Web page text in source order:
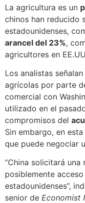
La agricultura es un
chinos han reducido
estadounidenses,
arancel del 23%,
agricultores en
Los analistas
agrícolas por parte
comercial con
utilizado en el
compromisos del
Sin embargo, en
que puede negociar
“China solicitará
posiblemente
estadounidenses”,
senior de Economist